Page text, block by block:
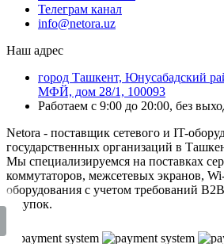
Телеграм канал
info@netora.uz
Наш адрес
город Ташкент, Юнусабадский
МФЙ, дом 28/1, 100093
Работаем с 9:00 до 20:00, без
Netora - поставщик сетевого и IT-
государственных организаций в
Мы специализируемся на поставках
коммутаторов, межсетевых экранов,
оборудования с учетом требований
закупок.